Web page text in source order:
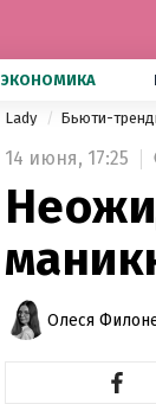
ЭКОНОМИКА
Lady Бьюти-
14 июня, 17:25
Олеся